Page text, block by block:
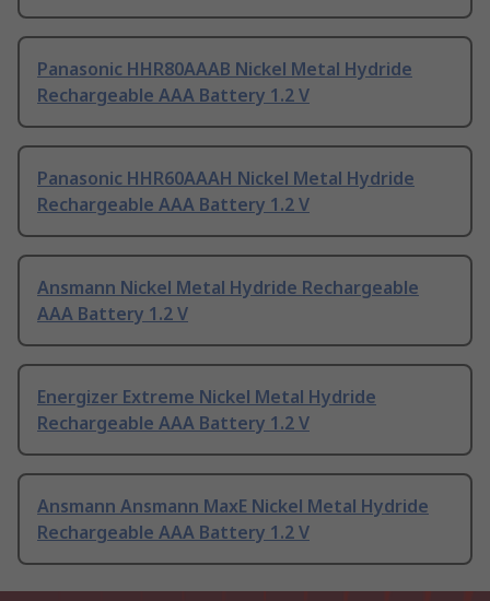
Panasonic HHR80AAAB Nickel Metal Hydride
Rechargeable AAA Battery 1.2 V
Panasonic HHR60AAAH Nickel Metal Hydride
Rechargeable AAA Battery 1.2 V
Ansmann Nickel Metal Hydride Rechargeable
AAA Battery 1.2 V
Energizer Extreme Nickel Metal Hydride
Rechargeable AAA Battery 1.2 V
Ansmann Ansmann MaxE Nickel Metal Hydride
Rechargeable AAA Battery 1.2 V